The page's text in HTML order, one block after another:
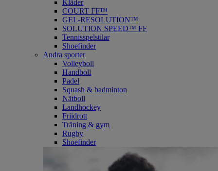
Kläder
COURT FF™
GEL-RESOLUTION™
SOLUTION SPEED™ FF
Tennisspelstilar
Shoefinder
Andra sporter
Volleyboll
Handboll
Padel
Squash & badminton
Nätboll
Landhockey
Friidrott
Träning & gym
Rugby
Shoefinder